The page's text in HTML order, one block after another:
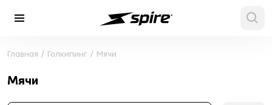
Главная / Голкипинг / Мячи
Мячи